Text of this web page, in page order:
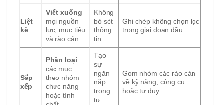
Liệt
kê
Viết xuống
mọi nguồn
lực, mục tiêu
và rào cản.
Không
bỏ sót
thông
tin.
Ghi chép không chọn lọc
trong giai đoạn đầu.
Sắp
xếp
Phân loại
các mục
theo nhóm
chức năng
hoặc tính
Tạo
sự
ngăn
nắp
trong
tư
Gom nhóm các rào cản
về kỹ năng, công cụ
hoặc tư duy.